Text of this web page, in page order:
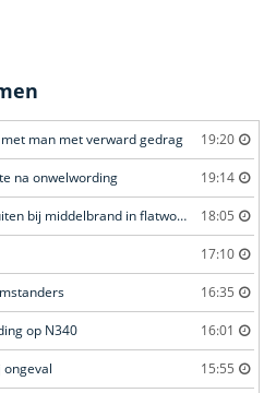
man met verward gedrag 19:20
na onwelwording 19:14
Bewoners uit voorzorg naar buiten bij middelbrand in flatwoning 18:05
17:10
16:35
op N340 16:01
15:55